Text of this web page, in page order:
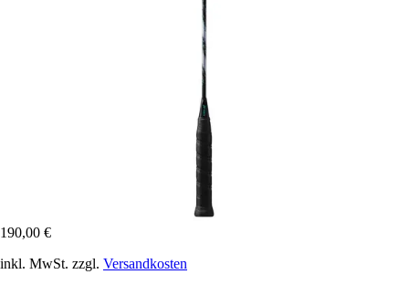
190,00 €
inkl. MwSt. zzgl. Versandkosten